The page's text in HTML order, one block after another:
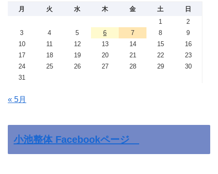
月 火 水 木 金 土
日
1
2
3
4 5 6 7 8
9
10
11 12 13 14 15
16
17
18 19 20 21 22
23
24
25 26 27 28 29
30
31
« 5月
小池整体 Facebookページ